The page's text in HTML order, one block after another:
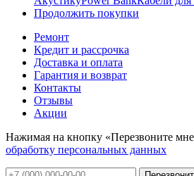
Продолжить покупки
Ремонт
Кредит и рассрочка
Доставка и оплата
Гарантия и возврат
Контакты
Отзывы
Акции
Нажимая на кнопку «Перезвоните
обработку персональных данных